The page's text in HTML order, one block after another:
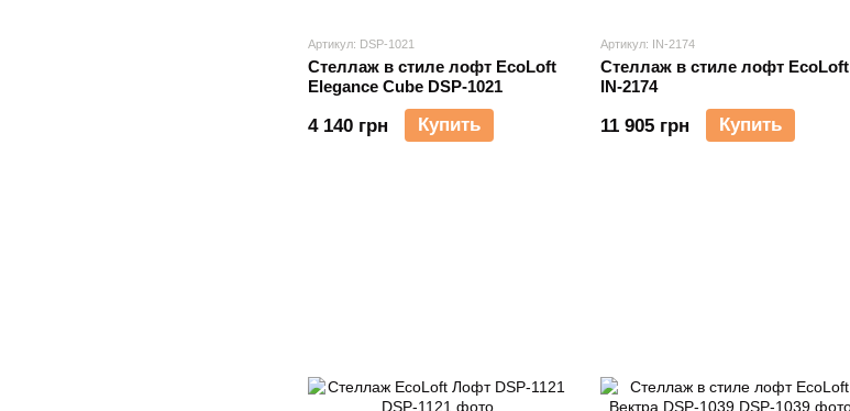
Артикул: DSP-1021
Стеллаж в стиле лофт EcoLoft
Elegance Cube DSP-1021
4 140 грн Купить
Артикул: IN-2174
Стеллаж в стиле лофт EcoLoft
IN-2174
11 905 грн Купить